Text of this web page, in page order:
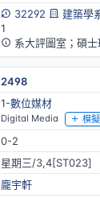
32292
建築學
1
系大評圖室；碩
2498
1-數位媒材
Digital Media 模擬
0-2
星期三/3,4[ST023]
龐宇軒